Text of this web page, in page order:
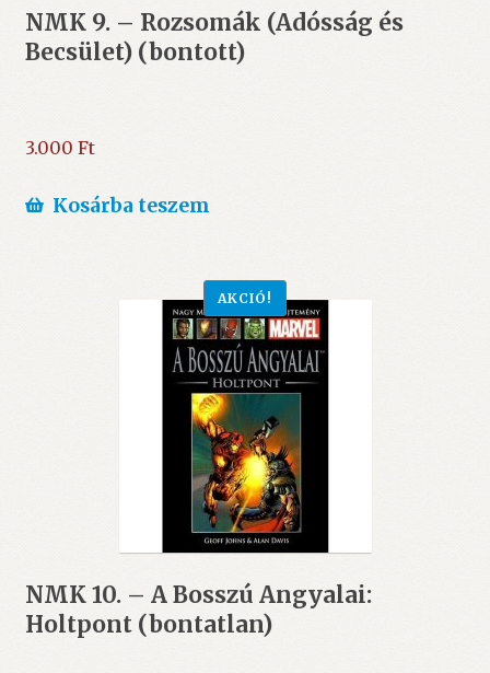
NMK 9. – Rozsomák (Adósság és
Becsület) (bontott)
3.000 Ft
Kosárba teszem
NMK 10. – A Bosszú Angyalai:
Holtpont (bontatlan)
AKCIÓ!